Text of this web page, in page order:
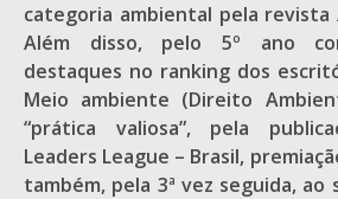
categoria ambiental pela revista
Além disso, pelo 5º ano
destaques no ranking dos
Meio ambiente (Direito
“prática valiosa”, pela
Leaders League – Brasil,
também, pela 3ª vez seguida, ao